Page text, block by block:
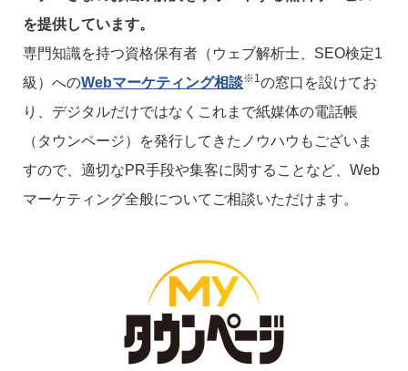
を提供しています。
専門知識を持つ資格保有者（ウェブ解析士、SEO検定1
級）へのWebマーケティング相談※1の窓口を設けてお
り、デジタルだけではなくこれまで紙媒体の電話帳
（タウンページ）を発行してきたノウハウもございま
すので、適切なPR手段や集客に関することなど、Web
マーケティング全般についてご相談いただけます。